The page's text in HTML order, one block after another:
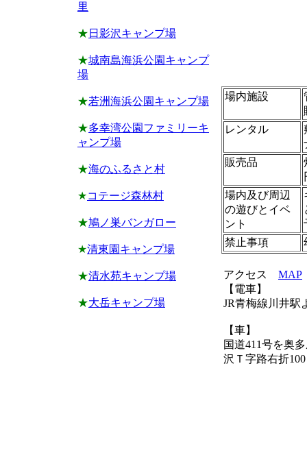
場内施設
レンタル
販売品
場内及び周辺
の遊びとイベ
ント
禁止事項
アクセス MAP
【電車】
JR青梅線川井駅
【車】
国道411号を奥
沢Ｔ字路右折
里
★ 日影沢キャンプ場
★城南島海浜公園キャンプ
場
★若洲海浜公園キャンプ場
★多幸湾公園ファミリーキ
ャンプ場
★海のふるさと村
★コテージ森林村
★鳩ノ巣バンガロー
★清東園キャンプ場
★清水苑キャンプ場
★大岳キャンプ場